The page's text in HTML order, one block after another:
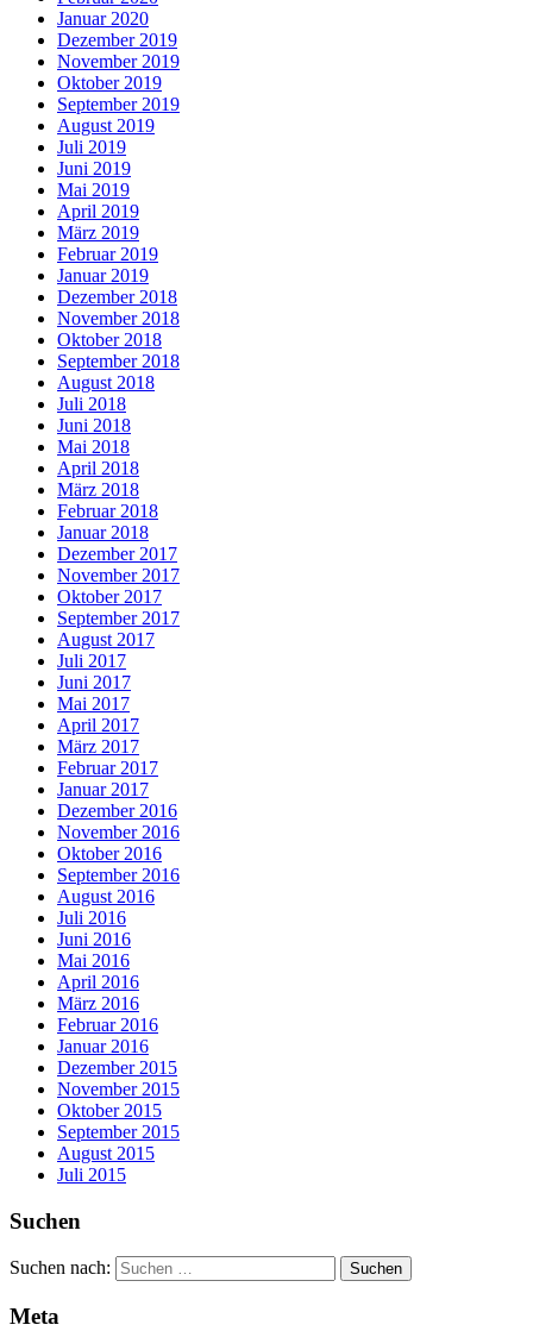
Januar 2020
Dezember 2019
November 2019
Oktober 2019
September 2019
August 2019
Juli 2019
Juni 2019
Mai 2019
April 2019
März 2019
Februar 2019
Januar 2019
Dezember 2018
November 2018
Oktober 2018
September 2018
August 2018
Juli 2018
Juni 2018
Mai 2018
April 2018
März 2018
Februar 2018
Januar 2018
Dezember 2017
November 2017
Oktober 2017
September 2017
August 2017
Juli 2017
Juni 2017
Mai 2017
April 2017
März 2017
Februar 2017
Januar 2017
Dezember 2016
November 2016
Oktober 2016
September 2016
August 2016
Juli 2016
Juni 2016
Mai 2016
April 2016
März 2016
Februar 2016
Januar 2016
Dezember 2015
November 2015
Oktober 2015
September 2015
August 2015
Juli 2015
Suchen
Suchen nach:
Meta